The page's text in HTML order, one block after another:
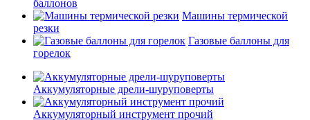
баллонов
Машины термической
резки
Газовые баллоны для
горелок
Аккумуляторные дрели-шуруповерты
Аккумуляторный инструмент прочий